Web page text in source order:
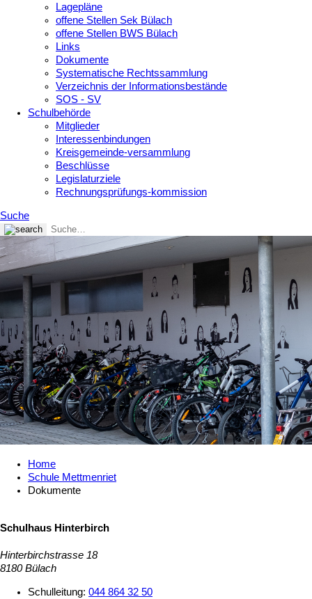
Lagepläne
offene Stellen Sek Bülach
offene Stellen BWS Bülach
Links
Dokumente
Systematische Rechtssammlung
Verzeichnis der Informationsbestände
SOS - SV
Schulbehörde
Mitglieder
Interessenbindungen
Kreisgemeinde-versammlung
Beschlüsse
Legislaturziele
Rechnungsprüfungs-kommission
Suche
Home
Schule Mettmenriet
Dokumente
Schulhaus Hinterbirch
Hinterbirchstrasse 18
8180 Bülach
Schulleitung: 044 864 32 50